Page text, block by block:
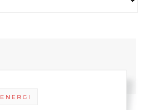
ENERGI